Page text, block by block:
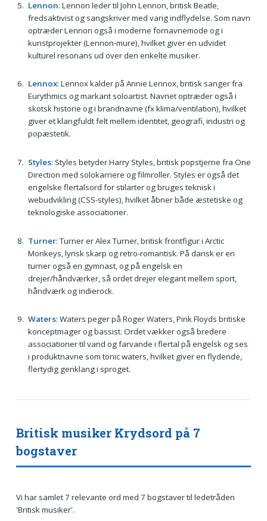
Lennon: Lennon leder til John Lennon, britisk Beatle,
fredsaktivist og sangskriver med varig indflydelse. Som navn
optræder Lennon også i moderne fornavnemode og i
kunstprojekter (Lennon-mure), hvilket giver en udvidet
kulturel resonans ud over den enkelte musiker.
Lennox: Lennox kalder på Annie Lennox, britisk sanger fra
Eurythmics og markant soloartist. Navnet optræder også i
skotsk historie og i brandnavne (fx klima/ventilation), hvilket
giver et klangfuldt felt mellem identitet, geografi, industri og
popæstetik.
Styles: Styles betyder Harry Styles, britisk popstjerne fra One
Direction med solokarriere og filmroller. Styles er også det
engelske flertalsord for stilarter og bruges teknisk i
webudvikling (CSS-styles), hvilket åbner både æstetiske og
teknologiske associationer.
Turner: Turner er Alex Turner, britisk frontfigur i Arctic
Monkeys, lyrisk skarp og retro-romantisk. På dansk er en
turner også en gymnast, og på engelsk en
drejer/håndværker, så ordet drejer elegant mellem sport,
håndværk og indierock.
Waters: Waters peger på Roger Waters, Pink Floyds britiske
konceptmager og bassist. Ordet vækker også bredere
associationer til vand og farvande i flertal på engelsk og ses
i produktnavne som tonic waters, hvilket giver en flydende,
flertydig genklang i sproget.
Britisk musiker Krydsord på 7
bogstaver
Vi har samlet 7 relevante ord med 7 bogstaver til ledetråden
'Britisk musiker'.